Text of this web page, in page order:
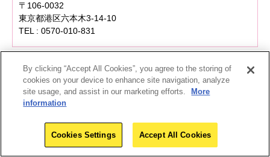
〒106-0032
東京都港区六本木3-14-10
TEL : 0570-010-831
高田馬場駅前店
〒169-0075
東京都新宿区高田馬場1-26-5
By clicking “Accept All Cookies”, you agree to the storing of
cookies on your device to enhance site navigation, analyze
site usage, and assist in our marketing efforts.
More
information
Cookies Settings Accept All Cookies
ドン・キホーテのお買い物アプリ
ドンキでお買い物するなら必須！
Download